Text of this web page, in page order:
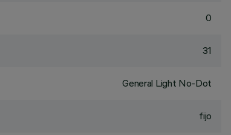
0
31
General Light No-Dot
fijo